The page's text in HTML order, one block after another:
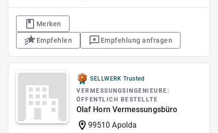
Merken
Empfehlen Empfehlung anfragen
SELLWERK Trusted
VERMESSUNGSINGENIEURE:
ÖFFENTLICH BESTELLTE
Olaf Horn Vermessungsbüro
99510 Apolda